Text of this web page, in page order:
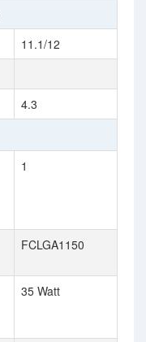
11.1/12
4.3
1
FCLGA1150
35 Watt